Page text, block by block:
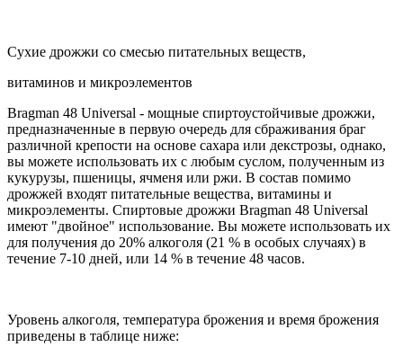
Сухие дрожжи со смесью питательных веществ,
витаминов и микроэлементов
Bragman 48 Universal - мощные спиртоустойчивые дрожжи,
предназначенные в первую очередь для сбраживания браг
различной крепости на основе сахара или декстрозы, однако,
вы можете использовать их с любым суслом, полученным из
кукурузы, пшеницы, ячменя или ржи. В состав помимо
дрожжей входят питательные вещества, витамины и
микроэлементы. Спиртовые дрожжи Bragman 48 Universal
имеют "двойное" использование. Вы можете использовать их
для получения до 20% алкоголя (21 % в особых случаях) в
течение 7-10 дней, или 14 % в течение 48 часов.
Уровень алкоголя, температура брожения и время брожения
приведены в таблице ниже: